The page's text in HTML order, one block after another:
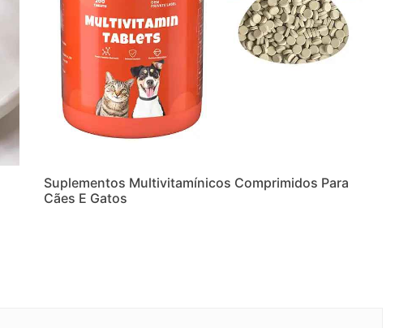
Suplementos Multivitamínicos Comprimidos Para
Cães E Gatos